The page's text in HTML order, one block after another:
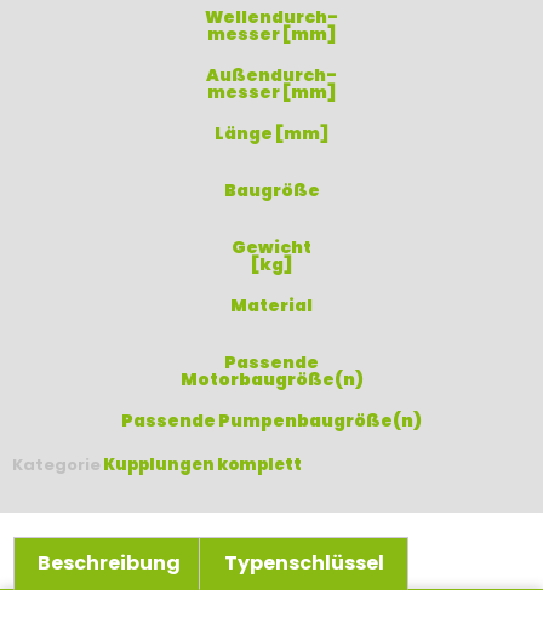
Wellendurch-
messer [mm]
Außendurch-
messer [mm]
Länge [mm]
Baugröße
Gewicht
[kg]
Material
Passende
Motorbaugröße(n)
Passende Pumpenbaugröße(n)
Kategorie Kupplungen komplett
Beschreibung Typenschlüssel